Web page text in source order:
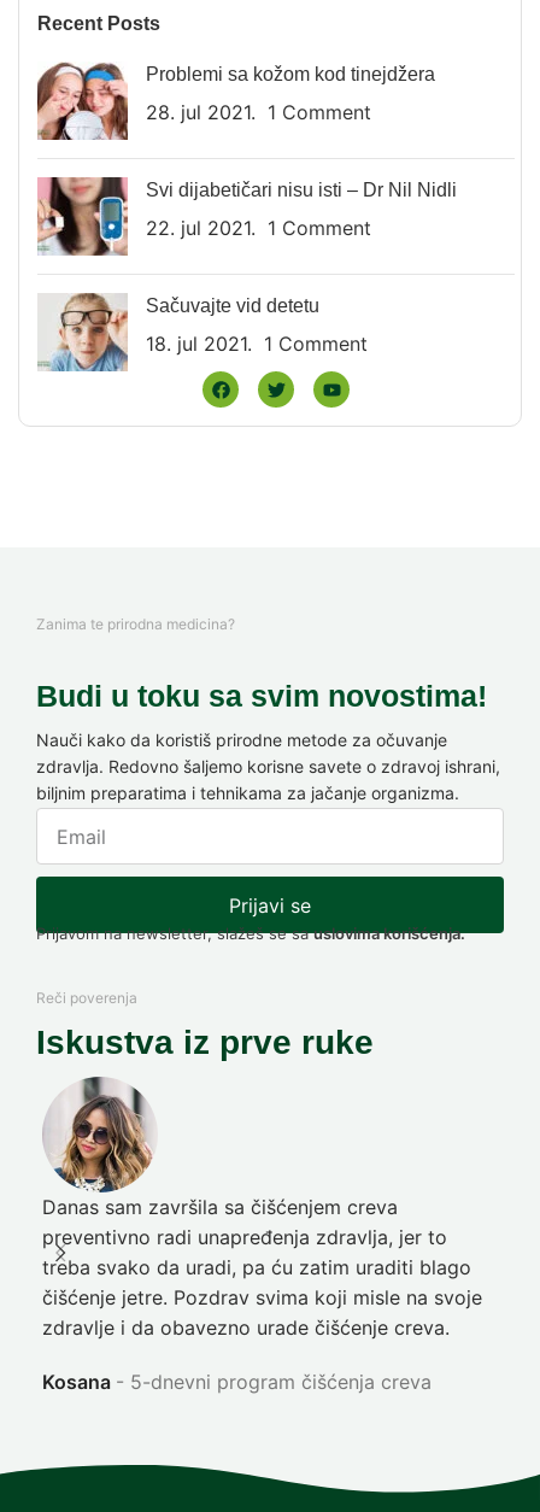
Recent Posts
Problemi sa kožom kod tinejdžera
28. jul 2021. 1 Comment
Svi dijabetičari nisu isti – Dr Nil Nidli
22. jul 2021. 1 Comment
Sačuvajte vid detetu
18. jul 2021. 1 Comment
Zanima te prirodna medicina?
Budi u toku sa svim novostima!
Nauči kako da koristiš prirodne metode za očuvanje
zdravlja. Redovno šaljemo korisne savete o zdravoj ishrani,
biljnim preparatima i tehnikama za jačanje organizma.
Prijavi se
Prijavom na newsletter, slažeš se sauslovima korišćenja.
Reči poverenja
Iskustva iz prve ruke
Danas sam završila sa čišćenjem creva
preventivno radi unapređenja zdravlja, jer to
treba svako da uradi, pa ću zatim uraditi blago
čišćenje jetre. Pozdrav svima koji misle na svoje
zdravlje i da obavezno urade čišćenje creva.
Kosana 5-dnevni program čišćenja creva